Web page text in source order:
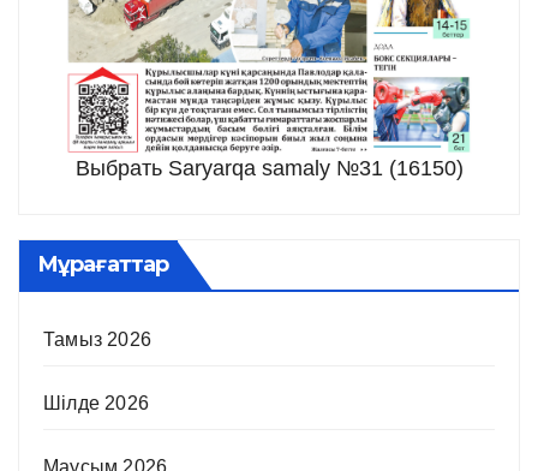
Выбрать Saryarqa samaly №31 (16150)
Мұрағаттар
Тамыз 2026
Шілде 2026
Маусым 2026